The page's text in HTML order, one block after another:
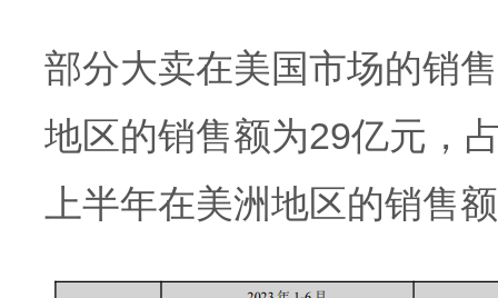
部分大卖在美国市场的销
地区的销售额为29亿元，
上半年在美洲地区的销售